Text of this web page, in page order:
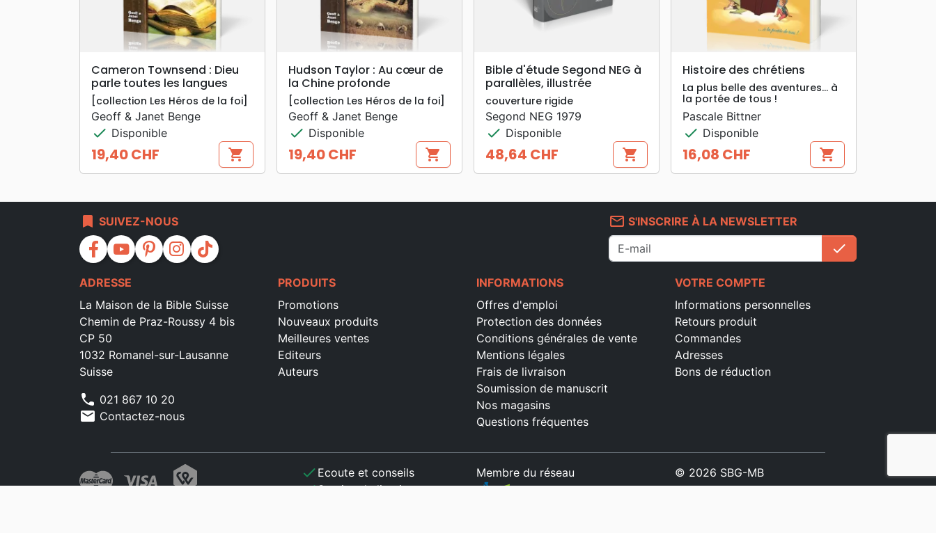
search APERÇU RAPIDE
Cameron Townsend : Dieu
parle toutes les langues
[collection Les Héros de la foi]
Geoff & Janet Benge
check Disponible
Prix
19,40 CHF shopping_cart
search APERÇU RAPIDE
Hudson Taylor : Au cœur de
la Chine profonde
[collection Les Héros de la foi]
Geoff & Janet Benge
check Disponible
Prix
19,40 CHF shopping_cart
searchAPERÇU RAPIDE
Bible d'étude Segond NEG à
parallèles, illustrée
couverture rigide
Segond NEG 1979
check Disponible
Prix
48,64 CHF shopping_cart
search APERÇU RAPIDE
Histoire des chrétiens
La plus belle des aventures… à
la portée de tous !
Pascale Bittner
check Disponible
Prix
16,08 CHF shopping_cart
bookmark SUIVEZ-NOUS
facebook youtube pinterest instagram tiktok
mail_outline S'INSCRIRE À LA NEWSLETTER
check
ADRESSE
La Maison de la Bible Suisse
Chemin de Praz-Roussy 4 bis
CP 50
1032 Romanel-sur-Lausanne
Suisse
phone 021 867 10 20
mail Contactez-nous
PRODUITS
Promotions
Nouveaux produits
Meilleures ventes
Editeurs
Auteurs
INFORMATIONS
Offres d'emploi
Protection des données
Conditions générales de vente
Mentions légales
Frais de livraison
Soumission de manuscrit
Nos magasins
Questions fréquentes
VOTRE COMPTE
Informations personnelles
Retours produit
Commandes
Adresses
Bons de réduction
check Ecoute et conseils
checkService de livraison
Membre du réseau © 2026 SBG-MB